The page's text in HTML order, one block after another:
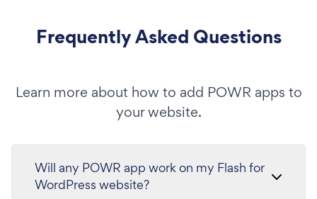
Frequently Asked Questions
Learn more about how to add POWR apps to
your website.
Will any POWR app work on my Flash for
WordPress website?